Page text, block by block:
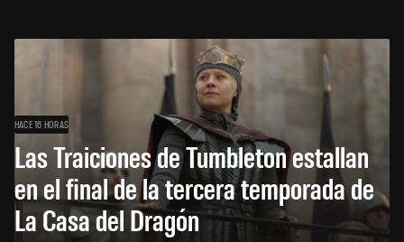
HACE 16 HORAS
Las Traiciones de Tumbleton estallan
en el final de la tercera temporada de
La Casa del Dragón